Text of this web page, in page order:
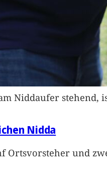
Niddaufer
Nidda
Ortsvorsteher und